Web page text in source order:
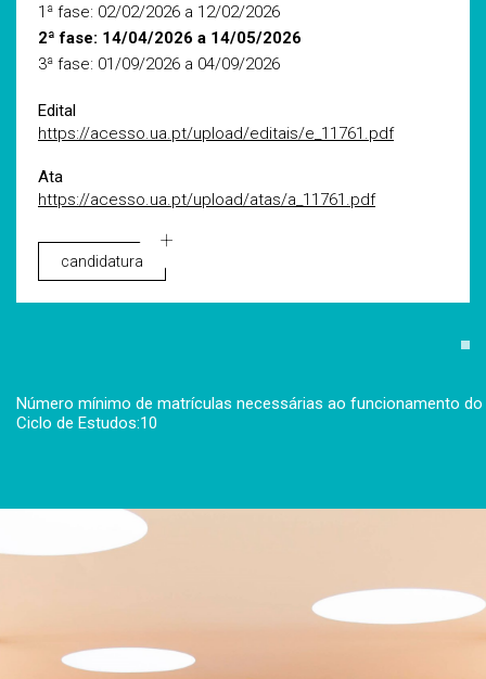
1ª fase: 02/02/2026 a 12/02/2026
2ª fase: 14/04/2026 a 14/05/2026
3ª fase: 01/09/2026 a 04/09/2026
Edital
https://acesso.ua.pt/upload/editais/e_11761.pdf
Ata
https://acesso.ua.pt/upload/atas/a_11761.pdf
candidatura
Número mínimo de matrículas necessárias ao funcionamento do
Ciclo de Estudos:10